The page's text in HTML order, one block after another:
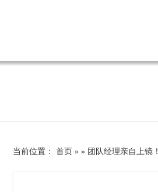
当前位置 ： 首页 » » 团队经理亲自上镜！